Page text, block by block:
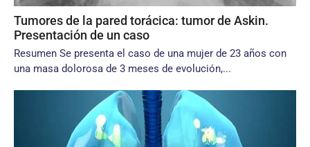
Tumores de la pared torácica: tumor de Askin.
Presentación de un caso
Resumen Se presenta el caso de una mujer de 23 años con
una masa dolorosa de 3 meses de evolución,...